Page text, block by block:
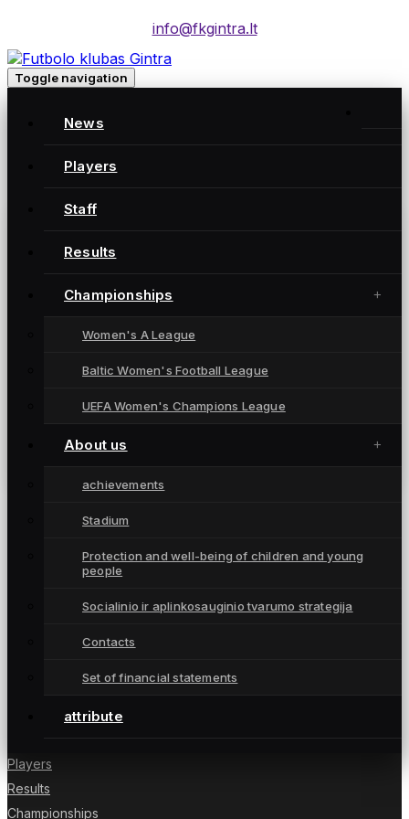
info@fkgintra.lt
Toggle navigation
News
Players
Staff
Results
Championships
Women's A League
Baltic Women's Football League
UEFA Women's Champions League
About us
achievements
Stadium
Protection and well-being of children and young
people
Socialinio ir aplinkosauginio tvarumo strategija
Contacts
Set of financial statements
attribute
Posts
Home
Gintra naujienos
„Gintra” – per žingsnį nuo 21-ojo A lygos
Moterų futbolo klubas „Gintra“ – daugkartinės
Lietuvai UEFA moterų Čempionių lygoje.
Players
Results
Championships